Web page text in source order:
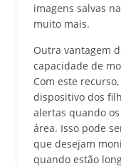
imagens salvas
muito mais.
Outra vantagem
capacidade de
Com este
dispositivo dos
alertas quando
área. Isso pode
que desejam
quando estão